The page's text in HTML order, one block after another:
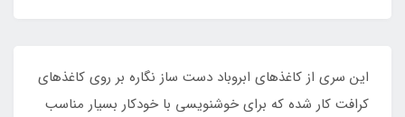
این سری از کاغذهای ابروباد دست ساز نگاره بر روی کاغذهای
کرافت کار شده که برای خوشنویسی با خودکار بسیار مناسب